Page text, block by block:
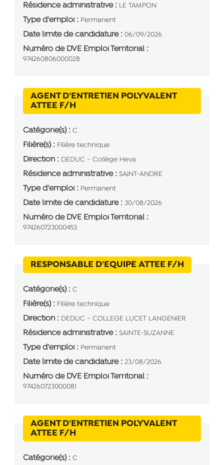
Résidence administrative : LE TAMPON
Type d'emploi : Permanent
Date limite de candidature : 06/09/2026
Numéro de DVE Emploi Territorial :
974260806000028
AGENT D'ENTRETIEN POLYVALENT
ATTEE F/H
Catégorie(s) : C
Filière(s) : Filière technique
Direction : DEDUC - Collège Heva
Résidence administrative : SAINT-ANDRE
Type d'emploi : Permanent
Date limite de candidature : 30/08/2026
Numéro de DVE Emploi Territorial :
974260723000453
RESPONSABLE D'EQUIPE ATTEE F/H
Catégorie(s) : C
Filière(s) : Filière technique
Direction : DEDUC - COLLEGE LUCET LANGENIER
Résidence administrative : SAINTE-SUZANNE
Type d'emploi : Permanent
Date limite de candidature : 23/08/2026
Numéro de DVE Emploi Territorial :
974260723000081
AGENT D'ENTRETIEN POLYVALENT
ATTEE F/H
Catégorie(s) : C